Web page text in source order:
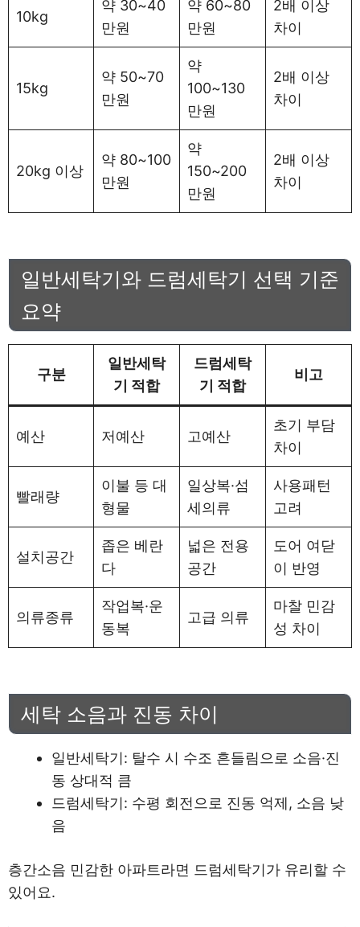
10kg
약 30~40
만원
약 60~80
만원
2배 이상
차이
15kg
약 50~70
만원
약
100~130
만원
2배 이상
차이
20kg 이상
약 80~100
만원
약
150~200
만원
2배 이상
차이
일반세탁기와 드럼세탁기 선택 기준
요약
구분
일반세탁
기 적합
드럼세탁
기 적합
비고
예산 저예산 고예산
초기 부담
차이
빨래량
이불 등 대
형물
일상복·섬
세의류
사용패턴
고려
설치공간
좁은 베란
다
넓은 전용
공간
도어 여닫
이 반영
의류종류
작업복·운
동복
고급 의류
마찰 민감
성 차이
세탁 소음과 진동 차이
일반세탁기: 탈수 시 수조 흔들림으로 소음·진
동 상대적 큼
드럼세탁기: 수평 회전으로 진동 억제, 소음 낮
음
층간소음 민감한 아파트라면 드럼세탁기가 유리할 수
있어요.